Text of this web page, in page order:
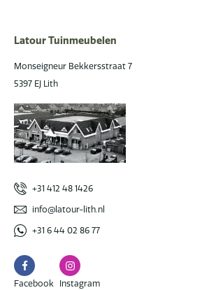
Latour Tuinmeubelen
Monseigneur Bekkersstraat 7
5397 EJ Lith
+31 412 48 1426
info@latour-lith.nl
+31 6 44 02 86 77
Facebook
Facebook
Instagram
Instagram